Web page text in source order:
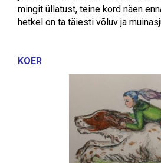
mingit üllatust, teine kord näen
hetkel on ta täiesti võluv ja
KOER